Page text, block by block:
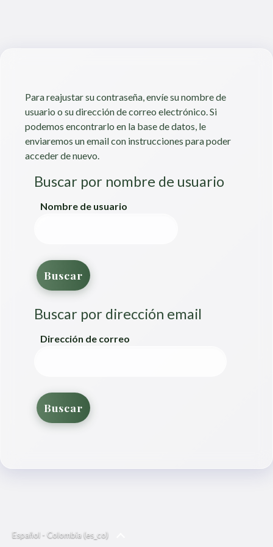
Para reajustar su contraseña, envíe su nombre de
usuario o su dirección de correo electrónico. Si
podemos encontrarlo en la base de datos, le
enviaremos un email con instrucciones para poder
acceder de nuevo.
Buscar por nombre de usuario
Buscar por nombre de usuario
Nombre de usuario
Buscar por dirección email
Buscar por dirección email
Dirección de correo
Español - Colombia ‎(es_co)‎